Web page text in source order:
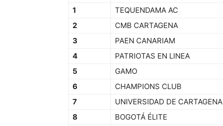
1
TEQUENDAMA AC
2
CMB CARTAGENA
3
PAEN CANARIAM
4
PATRIOTAS EN LINEA
5
GAMO
6
CHAMPIONS CLUB
7
UNIVERSIDAD DE CARTAGENA
8
BOGOTÁ ÉLITE